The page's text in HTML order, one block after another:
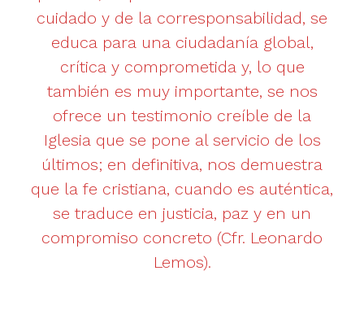
cuidado y de la corresponsabilidad, se
educa para una ciudadanía global,
crítica y comprometida y, lo que
también es muy importante, se nos
ofrece un testimonio creíble de la
Iglesia que se pone al servicio de los
últimos; en definitiva, nos demuestra
que la fe cristiana, cuando es auténtica,
se traduce en justicia, paz y en un
compromiso concreto (Cfr. Leonardo
Lemos).